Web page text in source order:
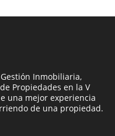
Inmobiliaria,
Propiedades en la V
una mejor experiencia
de una propiedad.